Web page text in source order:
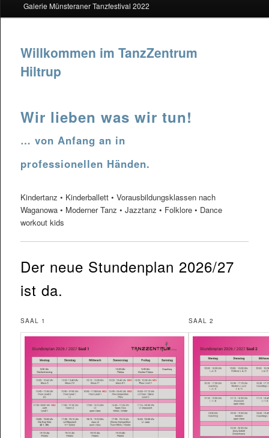
Inhalt
Galerie Münsteraner Tanzfestival 2022
Willkommen im TanzZentrum
Hiltrup
Wir lieben was wir tun!
… von Anfang an in
professionellen Händen.
Kindertanz • Kinderballett • Vorausbildungsklassen nach
Waganowa • Moderner Tanz • Jazztanz • Folklore • Dance
workout kids
Der neue Stundenplan 2026/27
ist da.
SAAL 1 SAAL 2